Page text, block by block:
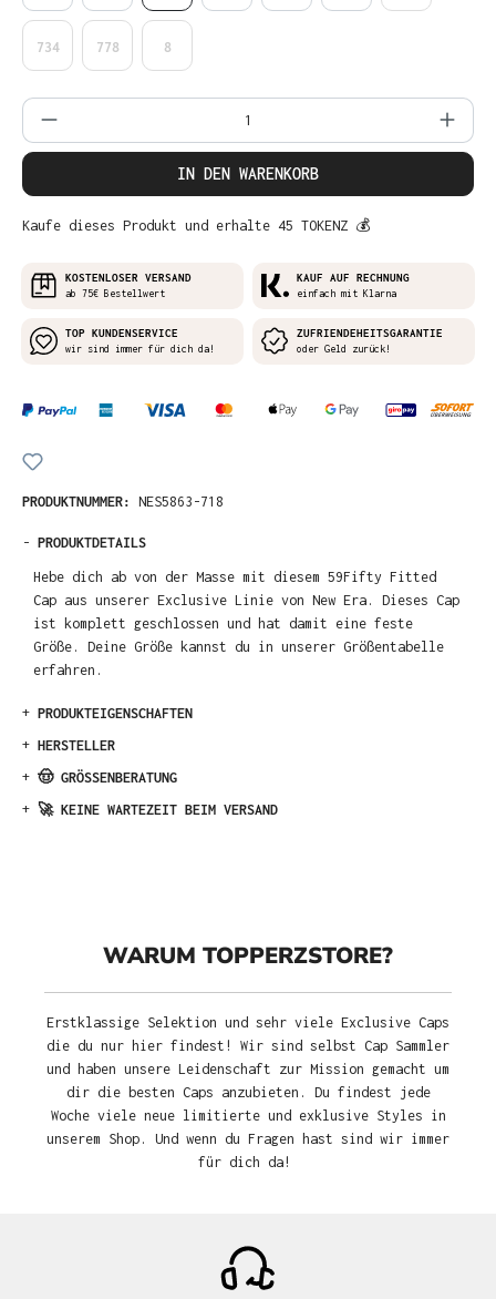
734 778 8
Produkt Anzahl: Gib den gewünschten
IN DEN WARENKORB
Kaufe dieses Produkt und erhalte 45 TOKENZ 💰
KOSTENLOSER VERSAND
ab 75€ Bestellwert
KAUF AUF RECHNUNG
einfach mit Klarna
TOP KUNDENSERVICE
wir sind immer für dich da!
ZUFRIENDEHEITSGARANTIE
oder Geld zurück!
PRODUKTNUMMER: NES5863-718
- PRODUKTDETAILS
Hebe dich ab von der Masse mit diesem 59Fifty Fitted
Cap aus unserer Exclusive Linie von New Era. Dieses Cap
ist komplett geschlossen und hat damit eine feste
Größe. Deine Größe kannst du in unserer Größentabelle
erfahren.
+ PRODUKTEIGENSCHAFTEN
+ HERSTELLER
+ 🤠 GRÖSSENBERATUNG
+ 🚀 KEINE WARTEZEIT BEIM VERSAND
WARUM TOPPERZSTORE?
Erstklassige Selektion und sehr viele Exclusive Caps
die du nur hier findest! Wir sind selbst Cap Sammler
und haben unsere Leidenschaft zur Mission gemacht um
dir die besten Caps anzubieten. Du findest jede
Woche viele neue limitierte und exklusive Styles in
unserem Shop. Und wenn du Fragen hast sind wir immer
für dich da!